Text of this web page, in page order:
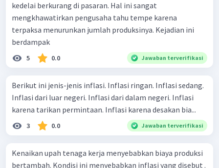
kedelai berkurang di pasaran. Hal ini sangat
mengkhawatirkan pengusaha tahu tempe karena
terpaksa menurunkan jumlah produksinya. Kejadian ini
berdampak
5 0.0 Jawaban terverifikasi
Berikut ini jenis-jenis inflasi. Inflasi ringan. Inflasi sedang.
Inflasi dari luar negeri. Inflasi dari dalam negeri. Inflasi
karena tarikan permintaan. Inflasi karena desakan bia...
3 0.0 Jawaban terverifikasi
Kenaikan upah tenaga kerja menyebabkan biaya produksi
bertambah. Kondisi ini menyebabkan inflasi yang disebut .